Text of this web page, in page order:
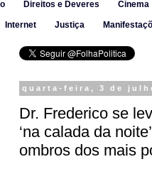
Direitos e Deveres Cinema
Internet Justiça
quarta-feira, 3 de
Dr. Frederico se
‘na calada da
ombros dos mais